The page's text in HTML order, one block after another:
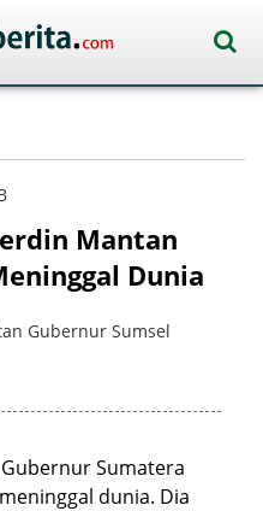
Mantan
Dunia
Gubernur Sumatera
dunia. Dia